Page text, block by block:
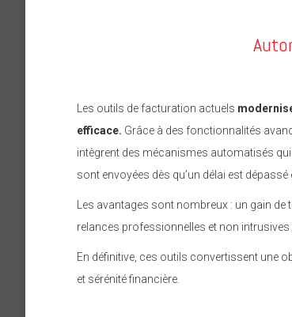
Les outils de facturation actuels
efficace. Grâce à des fonctionnalités
intègrent des mécanismes automatisés
sont envoyées dès qu’un délai est
Les avantages sont nombreux : un gain
relances professionnelles et non intrusives
En définitive, ces outils convertissent une
et sérénité financière.